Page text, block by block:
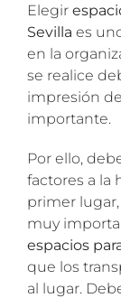
Elegir
Sevilla es
en la
se realice
impresión
importante.
Por ello,
factores a la
primer
muy
espacios
que los
al lugar.